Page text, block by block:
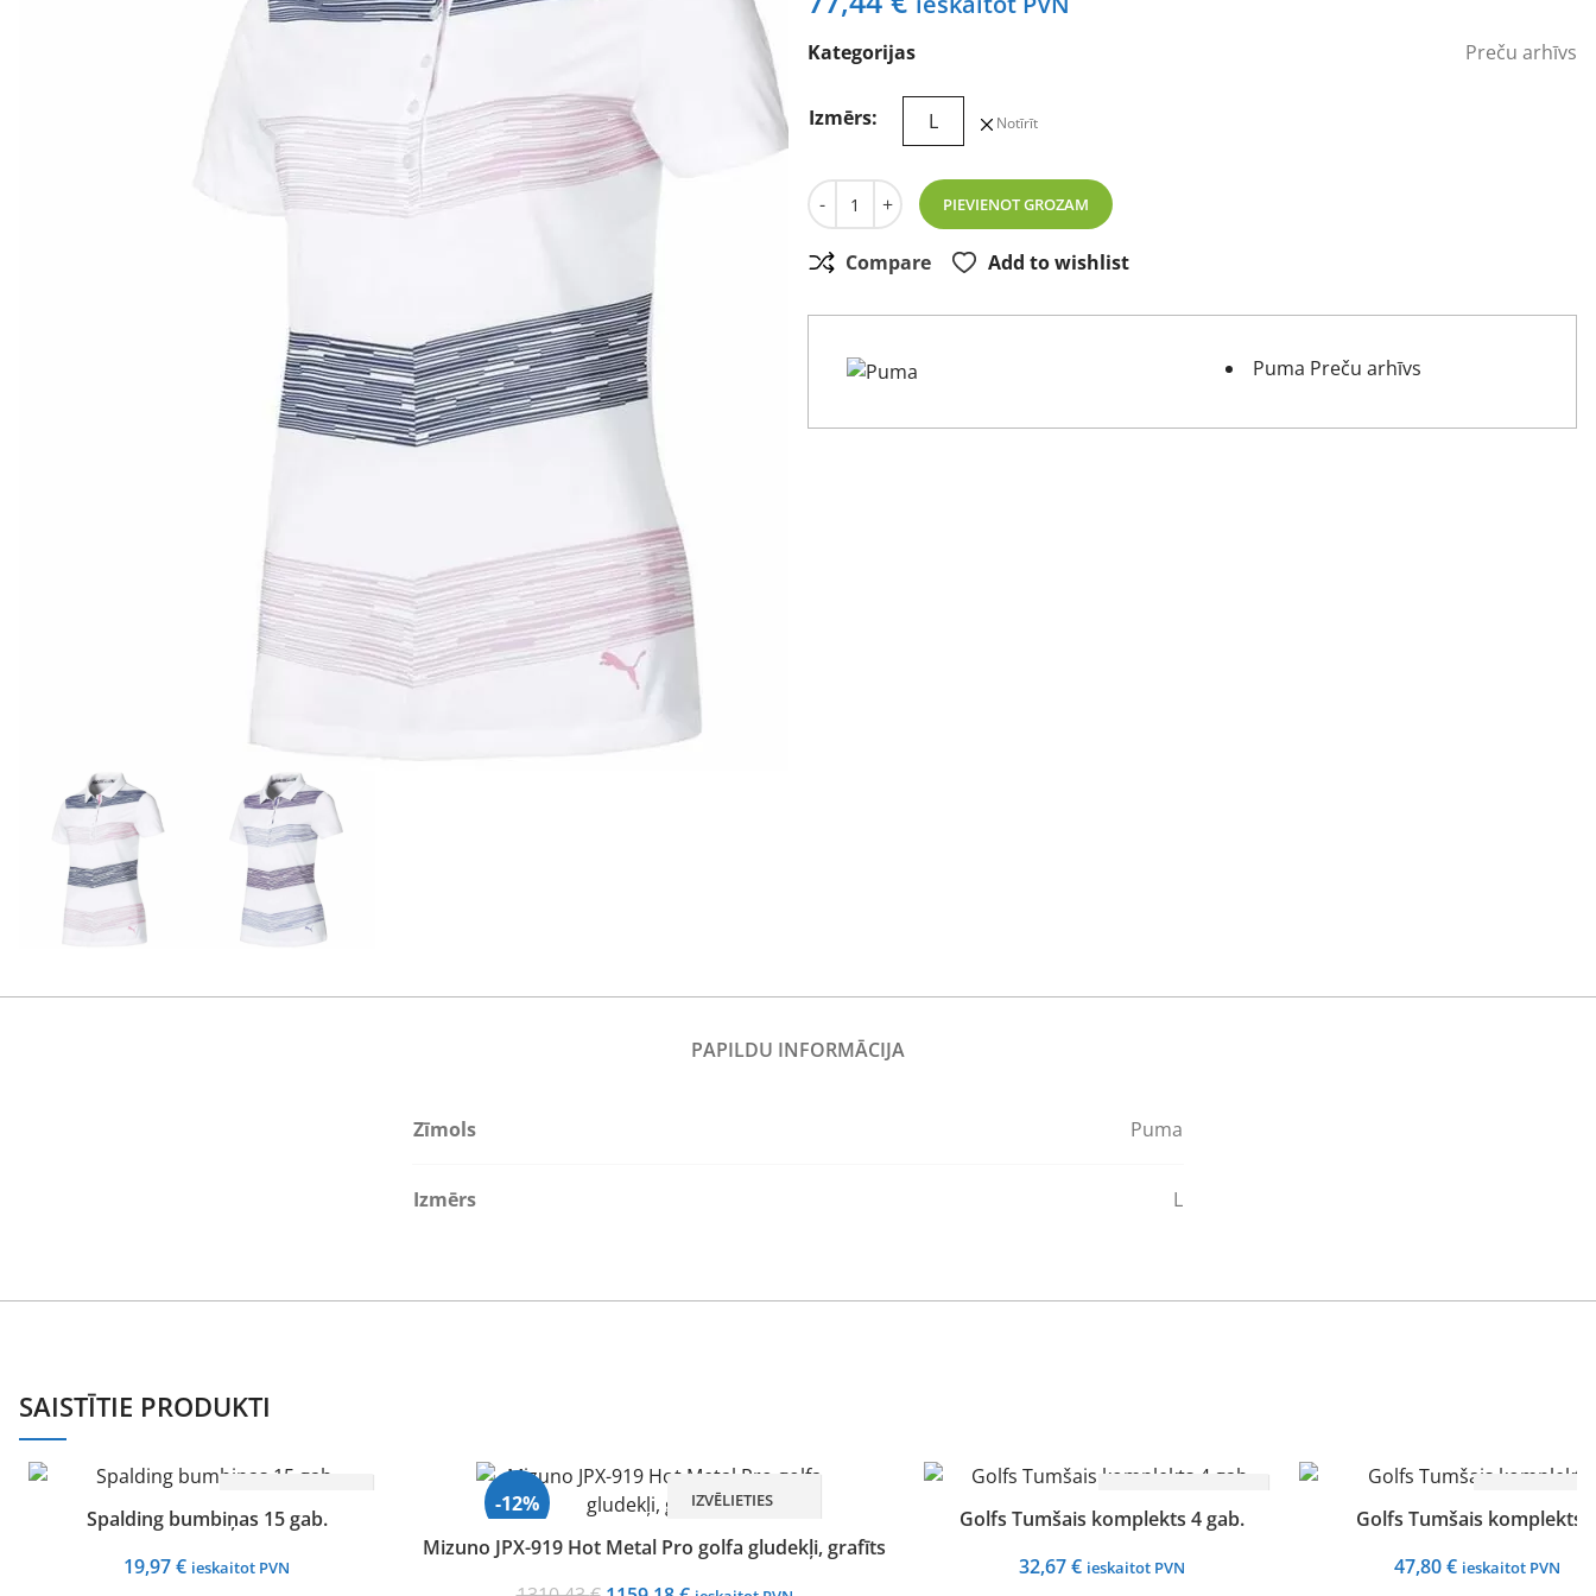
Kategorijas Preču arhīvs
Izmērs: L Notīrīt
-
Puma Race Day Sieviešu Polo bāli rozā daudzums
+ PIEVIENOT GROZAM
Compare Add to wishlist
Puma Preču arhīvs
PAPILDU INFORMĀCIJA
Zīmols Puma
Izmērs L
SAISTĪTIE PRODUKTI
Spalding bumbiņas 15 gab.
19,97€ ieskaitot PVN
-12% IZVĒLIETIES
Mizuno JPX-919 Hot Metal Pro golfa gludekļi, grafīts
VAIRĀK
Golfs Tumšais komplekts 4 gab.
32,67€ ieskaitot PVN
VAIRĀK
Golfs Tumšais komplekts
47,80€ ieskaitot PVN